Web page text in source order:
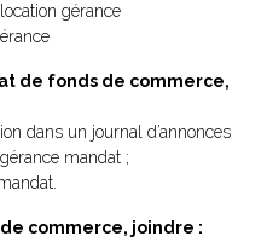
gérance
de fonds de commerce,
dans un journal d’annonces
mandat ;
de commerce, joindre :